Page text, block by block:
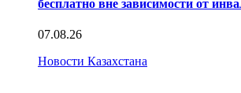
бесплатно вне зависимости от
07.08.26
Новости Казахстана